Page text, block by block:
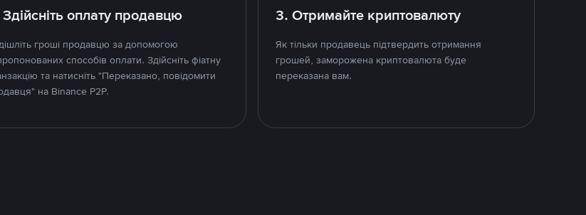
оплату продавцю
гроші продавцю за допомогою
способів оплати. Здійсніть фіатну
та натисніть "Переказано, повідомити
на Binance P2P.
3. Отримайте криптовалюту
Як тільки продавець підтвердить отримання
грошей, заморожена криптовалюта буде
переказана вам.